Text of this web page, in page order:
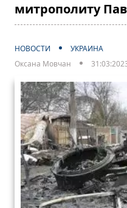
митрополиту
НОВОСТИ
УКРАИНА
Оксана Мовчан